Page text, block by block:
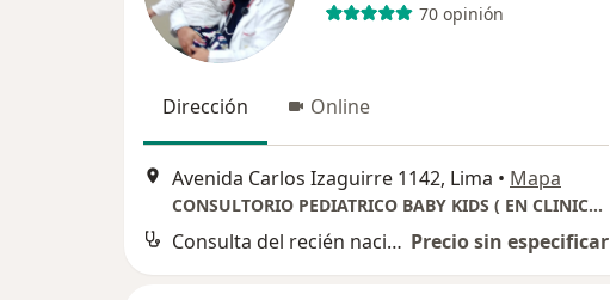
70 opinión
Dirección Online
Avenida Carlos Izaguirre 1142, Lima • Mapa
CONSULTORIO PEDIATRICO BABY KIDS ( EN CLINICA SAN BARTOLOME DE LOS OLIVOS) , URBANIZACION COVIDA LOS OLIVOS
Consulta del recién nacido Precio sin especificar